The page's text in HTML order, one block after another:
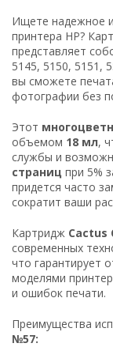
Ищете надежное
принтера HP?
представляет
5145, 5150, 5151,
вы сможете
фотографии без
Этот
объемом 18 мл,
службы и
страниц при 5%
придется часто
сократит ваши
Картридж Cactus
современных
что гарантирует
моделями
и ошибок печати.
Преимущества
№57: